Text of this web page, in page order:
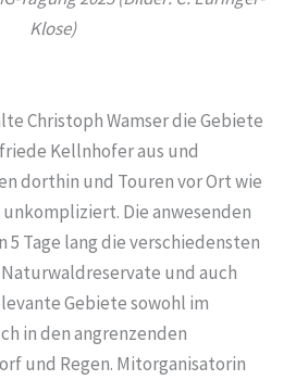
Klose)
Christoph Wamser die Gebiete
Kellnhofer aus und
dorthin und Touren vor Ort wie
Die anwesenden
Tage lang die verschiedensten
und auch
Gebiete sowohl im
in den angrenzenden
und Regen. Mitorganisatorin